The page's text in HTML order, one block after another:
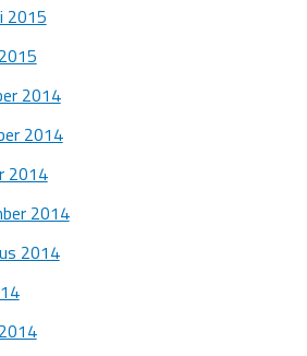
2015
2014
2014
2014
2014
2014